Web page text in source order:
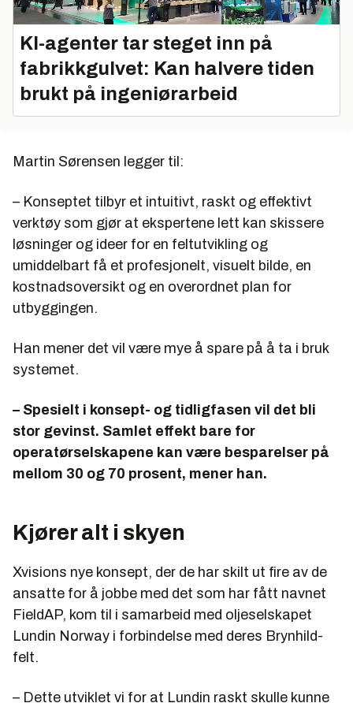
KI-agenter tar steget inn på
fabrikkgulvet: Kan halvere tiden
brukt på ingeniørarbeid
Martin Sørensen legger til:
– Konseptet tilbyr et intuitivt, raskt og effektivt
verktøy som gjør at ekspertene lett kan skissere
løsninger og ideer for en feltutvikling og
umiddelbart få et profesjonelt, visuelt bilde, en
kostnadsoversikt og en overordnet plan for
utbyggingen.
Han mener det vil være mye å spare på å ta i bruk
systemet.
– Spesielt i konsept- og tidligfasen vil det bli
stor gevinst. Samlet effekt bare for
operatørselskapene kan være besparelser på
mellom 30 og 70 prosent, mener han.
Kjører alt i skyen
Xvisions nye konsept, der de har skilt ut fire av de
ansatte for å jobbe med det som har fått navnet
FieldAP, kom til i samarbeid med oljeselskapet
Lundin Norway i forbindelse med deres Brynhild-
felt.
– Dette utviklet vi for at Lundin raskt skulle kunne